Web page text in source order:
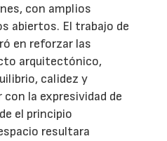
con amplios
abiertos. El trabajo de
en reforzar las
arquitectónico,
calidez y
la expresividad de
el principio
resultara